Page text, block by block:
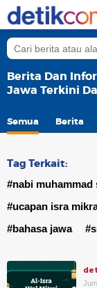
Berita Dan
Jawa Terkini
Semua Berita
Tag Terkait:
#nabi muhammad
#ucapan isra
#bahasa jawa